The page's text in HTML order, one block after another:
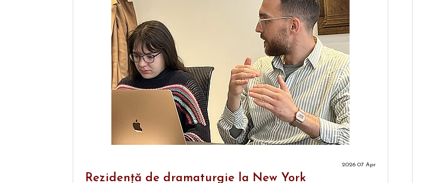
2026 07 Apr
Rezidență de dramaturgie la New York